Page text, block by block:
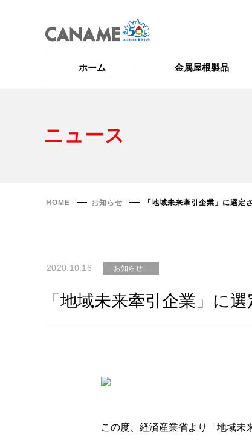
ホーム 金属屋根製品
ニュース
HOME お知らせ 「地域未来牽引企業」に選定
2020.10.16 お知らせ
「地域未来牽引企業」に
この度、経済産業省より「地域未